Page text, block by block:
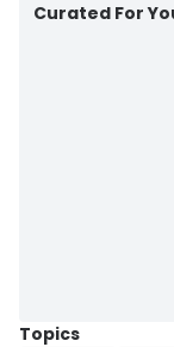
Curated For
Topics